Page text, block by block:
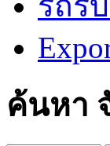
ค้นหา